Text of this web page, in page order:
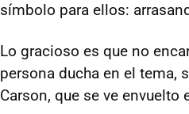
símbolo para ellos:
Lo gracioso es que no
persona ducha en el tema,
Carson, que se ve